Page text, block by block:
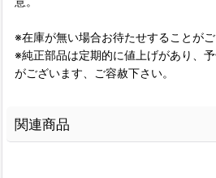
※在庫が無い場合お待たせすることが
※純正部品は定期的に値上げがあり、
がございます、ご容赦下さい。
関連商品